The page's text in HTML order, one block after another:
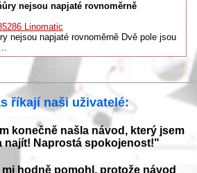
nejsou napjaté rovnoměrně
Linomatic
nejsou napjaté rovnoměrně Dvě pole jsou
říkají naši uživatelé:
konečně našla návod, který jsem
najít! Naprostá spokojenost!"
hodně pomohl, protože návod